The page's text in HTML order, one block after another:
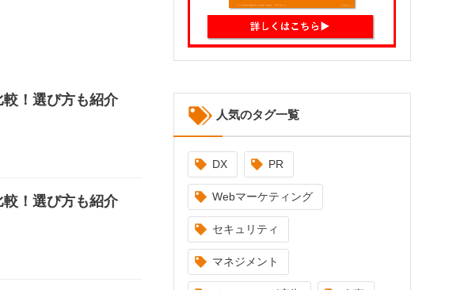
較！選び方も紹介
較！選び方も紹介
人気のタグ一覧
DX PR
Webマーケティング
セキュリティ
マネジメント